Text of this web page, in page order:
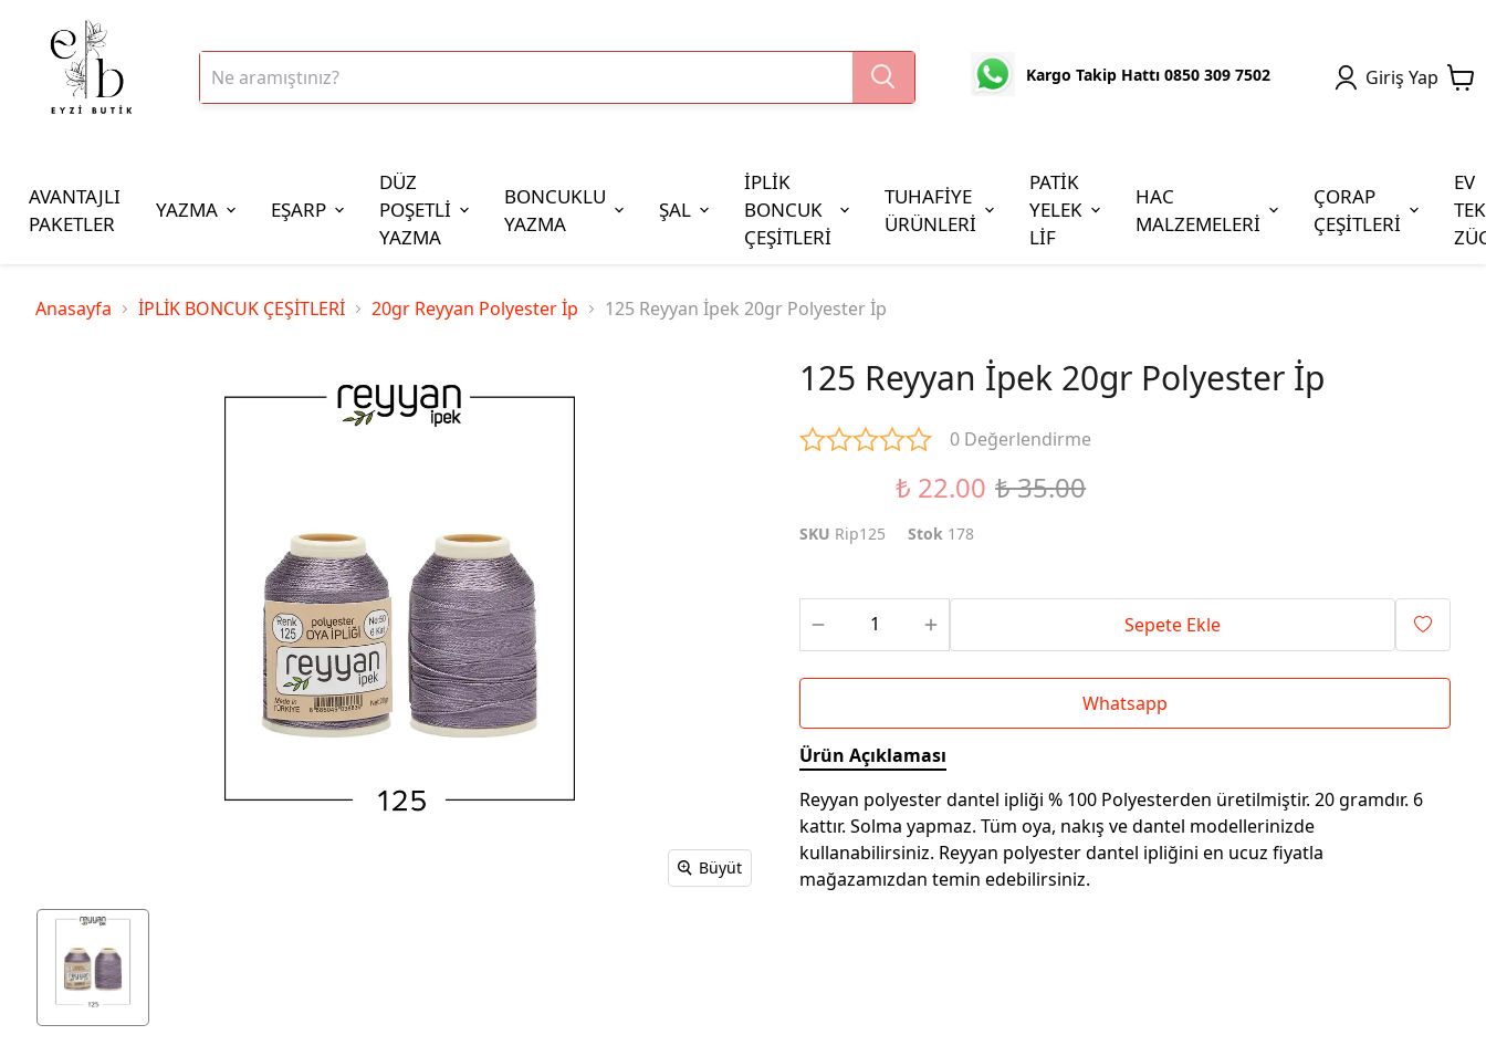
Kargo Takip Hattı 0850 309 7502 Giriş Yap
AVANTAJLI
PAKETLER
YAZMA EŞARP
DÜZ
POŞETLİ
YAZMA
BONCUKLU
YAZMA
ŞAL
İPLİK
BONCUK
ÇEŞİTLERİ
İplik Çeşitleri
100gr Altınbaşak Polyester İp
Boncuk Çeşitleri
Cezaevi Boncuğu
TUHAFİYE
ÜRÜNLERİ
PATİK
YELEK
LİF
HAC
MALZEMELERİ
ÇORAP
ÇEŞİTLERİ
EV
Anasayfa İPLİK BONCUK ÇEŞİTLERİ 20gr Reyyan Polyester İp 125 Reyyan İpek 20gr Polyester İp
Büyüt
125 Reyyan İpek 20gr Polyester İp
0 Değerlendirme
₺ 22.00 ₺ 35.00
SKU Rip125 Stok 178
Sepete Ekle
Whatsapp
Ürün Açıklaması
Reyyan polyester dantel ipliği % 100 Polyesterden üretilmiştir. 20 gramdır. 6
kattır. Solma yapmaz. Tüm oya, nakış ve dantel modellerinizde
kullanabilirsiniz. Reyyan polyester dantel ipliğini en ucuz fiyatla
mağazamızdan temin edebilirsiniz.